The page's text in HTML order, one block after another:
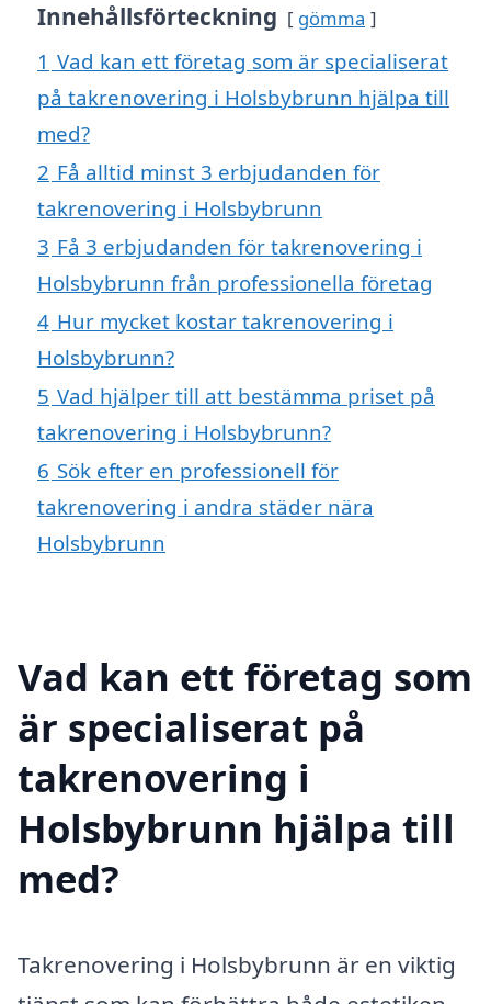
Innehållsförteckning gömma
1 Vad kan ett företag som är specialiserat
på takrenovering i Holsbybrunn hjälpa till
med?
2 Få alltid minst 3 erbjudanden för
takrenovering i Holsbybrunn
3 Få 3 erbjudanden för takrenovering i
Holsbybrunn från professionella företag
4 Hur mycket kostar takrenovering i
Holsbybrunn?
5 Vad hjälper till att bestämma priset på
takrenovering i Holsbybrunn?
6 Sök efter en professionell för
takrenovering i andra städer nära
Holsbybrunn
Vad kan ett företag som
är specialiserat på
takrenovering i
Holsbybrunn hjälpa till
med?
Takrenovering i Holsbybrunn är en viktig